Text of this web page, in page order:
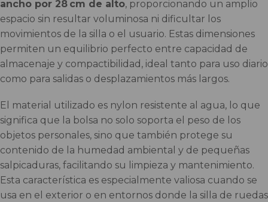
ancho por 28 cm de alto, proporcionando un amplio
espacio sin resultar voluminosa ni dificultar los
movimientos de la silla o el usuario. Estas dimensiones
permiten un equilibrio perfecto entre capacidad de
almacenaje y compactibilidad, ideal tanto para uso diario
como para salidas o desplazamientos más largos.
El material utilizado es nylon resistente al agua, lo que
significa que la bolsa no solo soporta el peso de los
objetos personales, sino que también protege su
contenido de la humedad ambiental y de pequeñas
salpicaduras, facilitando su limpieza y mantenimiento.
Esta característica es especialmente valiosa cuando se
usa en el exterior o en entornos donde la silla de ruedas